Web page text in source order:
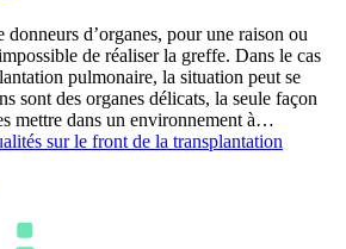
donneurs d’organes, pour une raison ou
de réaliser la greffe. Dans le cas
pulmonaire, la situation peut se
sont des organes délicats, la seule façon
mettre dans un environnement à…
sur le front de la transplantation